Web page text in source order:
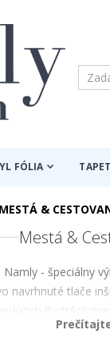
FÓLIA
MESTÁ &
Mestá &
- špeciálny
navrhnuté tlače
ilustrácií
aby pridal vašim